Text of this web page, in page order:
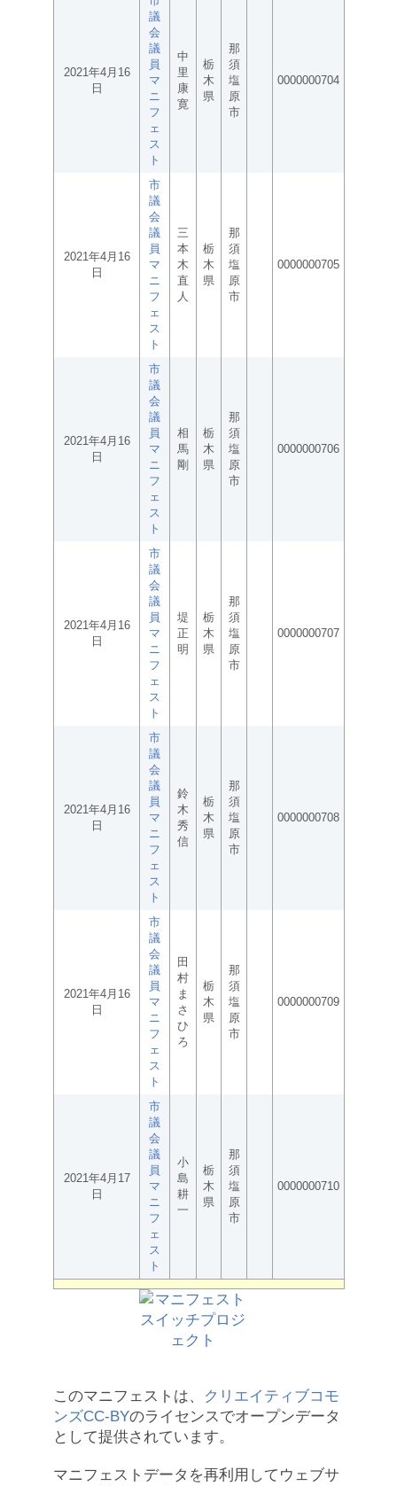
2021年4月16
日
議
会
議
員
マ
ニ
フ
ェ
ス
ト
中
里
康
寛
栃
木
県
那
須
塩
原
市
0000000704
2021年4月16
日
市
議
会
議
員
マ
ニ
フ
ェ
ス
ト
三
本
木
直
人
栃
木
県
那
須
塩
原
市
0000000705
2021年4月16
日
市
議
会
議
員
マ
ニ
フ
ェ
ス
ト
相
馬
剛
栃
木
県
那
須
塩
原
市
0000000706
2021年4月16
日
市
議
会
議
員
マ
ニ
フ
ェ
ス
ト
堤
正
明
栃
木
県
那
須
塩
原
市
0000000707
2021年4月16
日
市
議
会
議
員
マ
ニ
フ
ェ
ス
ト
鈴
木
秀
信
栃
木
県
那
須
塩
原
市
0000000708
2021年4月16
日
市
議
会
議
員
マ
ニ
フ
ェ
ス
ト
田
村
ま
さ
ひ
ろ
栃
木
県
那
須
塩
原
市
0000000709
2021年4月17
日
市
議
会
議
員
マ
ニ
フ
ェ
ス
ト
小
島
耕
一
栃
木
県
那
須
塩
原
市
0000000710
このマニフェストは、
クリエイティブコモ
ンズCC-BYのライセンスでオープンデータ
として提供されています。
マニフェストデータを再利用してウェブサ